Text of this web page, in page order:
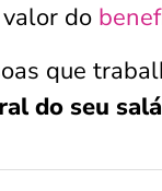
do
que
do seu